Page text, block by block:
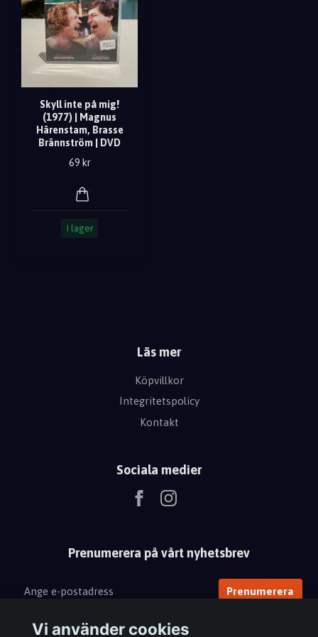
Skyll inte på mig!
(1977) | Magnus
Härenstam, Brasse
Brännström | DVD
69 kr
I lager
Läs mer
Köpvillkor
Integritetspolicy
Kontakt
Sociala medier
Prenumerera på vårt nyhetsbrev
Prenumerera
Vi använder cookies